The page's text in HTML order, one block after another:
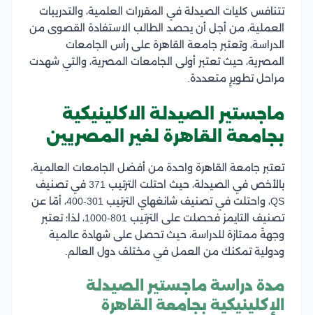
تتنافس كليات الصيدلة في المقررات العلمية، والتدريبات
العملية، من أجل أن يحصد الطالب الاستفادة القصوى من
الدراسة، وتعتبر جامعة القاهرة على رأس الجامعات
المصرية، حيث تعتبر أولى الجامعات المصرية، والتي شهدت
مراحل تطويرٍ متعددة.
ماجستير الصيدلة الاكلينيكية
بجامعة القاهرة لغير المصريين
تعتبر جامعة القاهرة واحدة من أفضل الجامعات العالمية،
بالأخص في الصيدلة، حيث احتلت الترتيب 371 في تصنيف
QS، واحتلت في تصنيف شانغهاي الترتيب 301-400، أمّا عن
تصنيف التايمز فحصلت على الترتيب 801-1000، لذا؛ تعتبر
وجهةً ممتازة للدراسة، حيث تحصل على شهادة عالمية
ودولية تمكنك من العمل في مختلف دول العالم.
مدة دراسة ماجستير الصيدلة
الإكلينيكية بجامعة القاهرة